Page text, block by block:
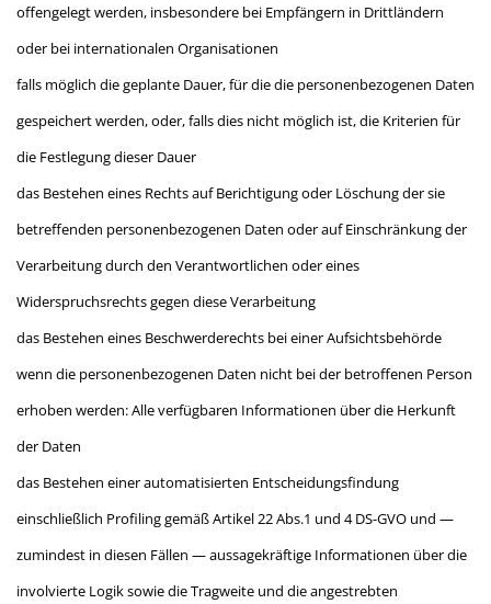
offengelegt werden, insbesondere bei Empfängern in Drittländern
oder bei internationalen Organisationen
falls möglich die geplante Dauer, für die die personenbezogenen Daten
gespeichert werden, oder, falls dies nicht möglich ist, die Kriterien für
die Festlegung dieser Dauer
das Bestehen eines Rechts auf Berichtigung oder Löschung der sie
betreffenden personenbezogenen Daten oder auf Einschränkung der
Verarbeitung durch den Verantwortlichen oder eines
Widerspruchsrechts gegen diese Verarbeitung
das Bestehen eines Beschwerderechts bei einer Aufsichtsbehörde
wenn die personenbezogenen Daten nicht bei der betroffenen Person
erhoben werden: Alle verfügbaren Informationen über die Herkunft
der Daten
das Bestehen einer automatisierten Entscheidungsfindung
einschließlich Profiling gemäß Artikel 22 Abs.1 und 4 DS-GVO und —
zumindest in diesen Fällen — aussagekräftige Informationen über die
involvierte Logik sowie die Tragweite und die angestrebten